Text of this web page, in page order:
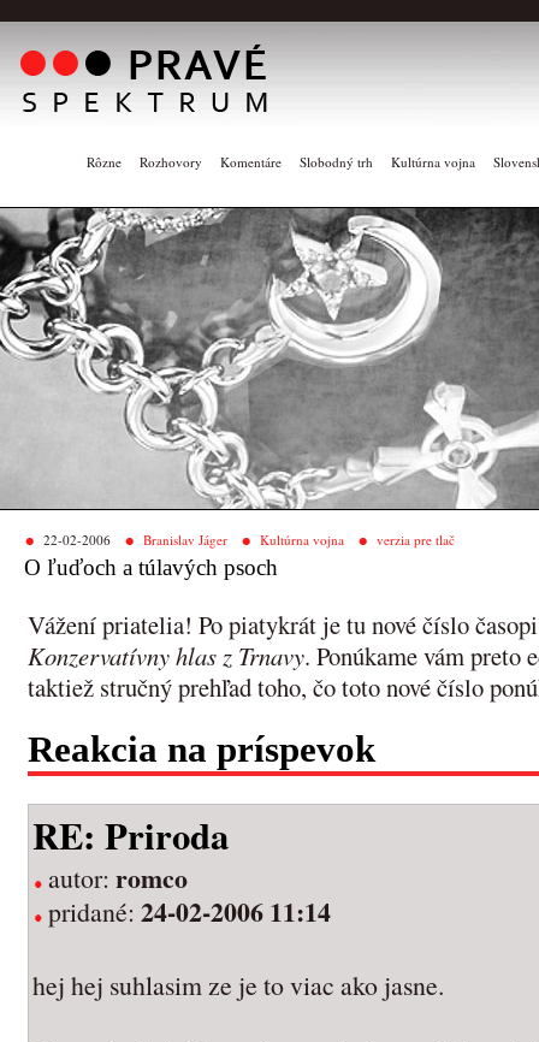
Rôzne Rozhovory Komentáre Slobodný trh Kultúrna vojna
22-02-2006 Branislav Jáger Kultúrna vojna verzia pre tlač
O ľuďoch a túlavých psoch
Vážení priatelia! Po piatykrát je tu nové číslo
Konzervatívny hlas z Trnavy. Ponúkame vám preto
taktiež stručný prehľad toho, čo toto nové číslo
Reakcia na príspevok
RE: Priroda
autor: romco
pridané: 24-02-2006 11:14
hej hej suhlasim ze je to viac ako jasne.